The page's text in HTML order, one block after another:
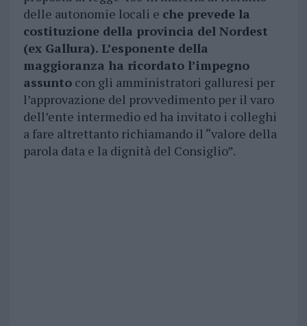
delle autonomie locali e che prevede la
costituzione della provincia del Nordest
(ex Gallura). L’esponente della
maggioranza ha ricordato l’impegno
assuntocon gli amministratori galluresi per
l’approvazione del provvedimento per il varo
dell’ente intermedio ed ha invitato i colleghi
a fare altrettanto richiamando il “valore della
parola data e la dignità del Consiglio”.